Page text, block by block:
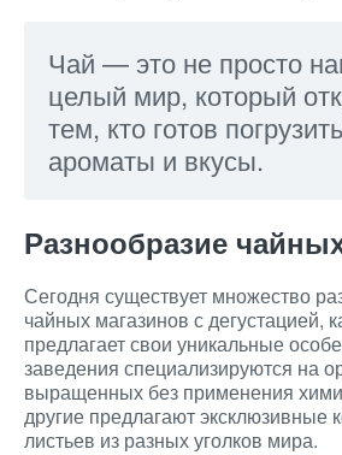
Чай — это не просто
целый мир, который
тем, кто готов
ароматы и вкусы.
Разнообразие
Сегодня существует множество
чайных магазинов с дегустацией,
предлагает свои уникальные
заведения специализируются на
выращенных без применения
другие предлагают эксклюзивные
листьев из разных уголков мира.